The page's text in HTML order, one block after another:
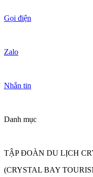
Gọi điện
Zalo
Nhắn tin
Danh mục
TẬP ĐOÀN DU LỊCH
(CRYSTAL BAY